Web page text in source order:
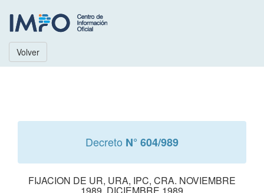
Volver
Decreto N° 604/989
FIJACION DE UR, URA, IPC, CRA. NOVIEMBRE